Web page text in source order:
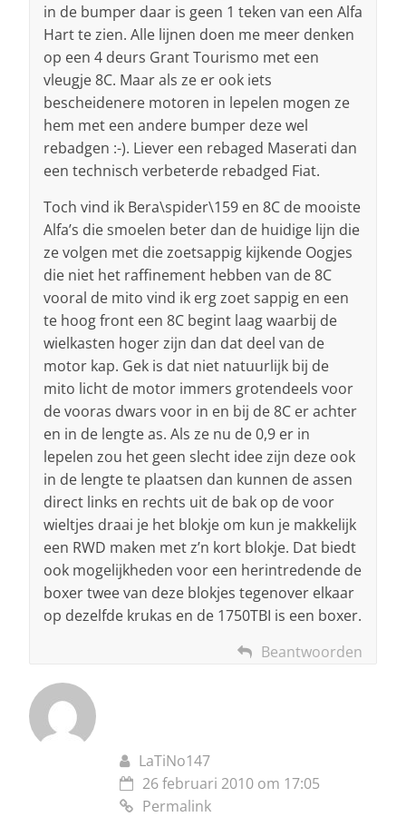
in de bumper daar is geen 1 teken van een Alfa
Hart te zien. Alle lijnen doen me meer denken
op een 4 deurs Grant Tourismo met een
vleugje 8C. Maar als ze er ook iets
bescheidenere motoren in lepelen mogen ze
hem met een andere bumper deze wel
rebadgen :-). Liever een rebaged Maserati dan
een technisch verbeterde rebadged Fiat.
Toch vind ik Bera\spider\159 en 8C de mooiste
Alfa’s die smoelen beter dan de huidige lijn die
ze volgen met die zoetsappig kijkende Oogjes
die niet het raffinement hebben van de 8C
vooral de mito vind ik erg zoet sappig en een
te hoog front een 8C begint laag waarbij de
wielkasten hoger zijn dan dat deel van de
motor kap. Gek is dat niet natuurlijk bij de
mito licht de motor immers grotendeels voor
de vooras dwars voor in en bij de 8C er achter
en in de lengte as. Als ze nu de 0,9 er in
lepelen zou het geen slecht idee zijn deze ook
in de lengte te plaatsen dan kunnen de assen
direct links en rechts uit de bak op de voor
wieltjes draai je het blokje om kun je makkelijk
een RWD maken met z’n kort blokje. Dat biedt
ook mogelijkheden voor een herintredende de
boxer twee van deze blokjes tegenover elkaar
op dezelfde krukas en de 1750TBI is een boxer.
Beantwoorden
LaTiNo147
26 februari 2010 om 17:05
Permalink